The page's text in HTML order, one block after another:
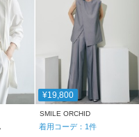
¥19,800
SMILE ORCHID
着用コーデ： 1件